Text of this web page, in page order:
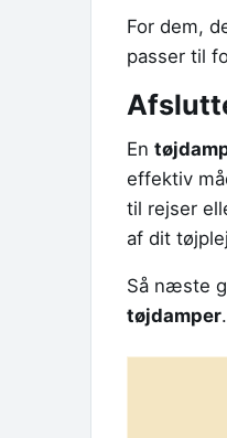
For dem,
passer til
En
effektiv
til rejser
af dit
Så næste
tøjdamper